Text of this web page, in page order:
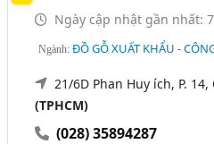
Ngày cập nhật gần nhất:
Ngành:ĐỒ GỖ XUẤT KHẨU -
21/6D Phan Huy ích, P. 14,
(TPHCM)
(028) 35894287